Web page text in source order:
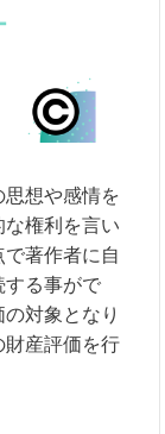
想や感情を
権利を言い
著作者に自
する事がで
対象となり
財産評価を行